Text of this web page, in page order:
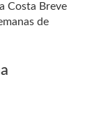
Costa Breve
de